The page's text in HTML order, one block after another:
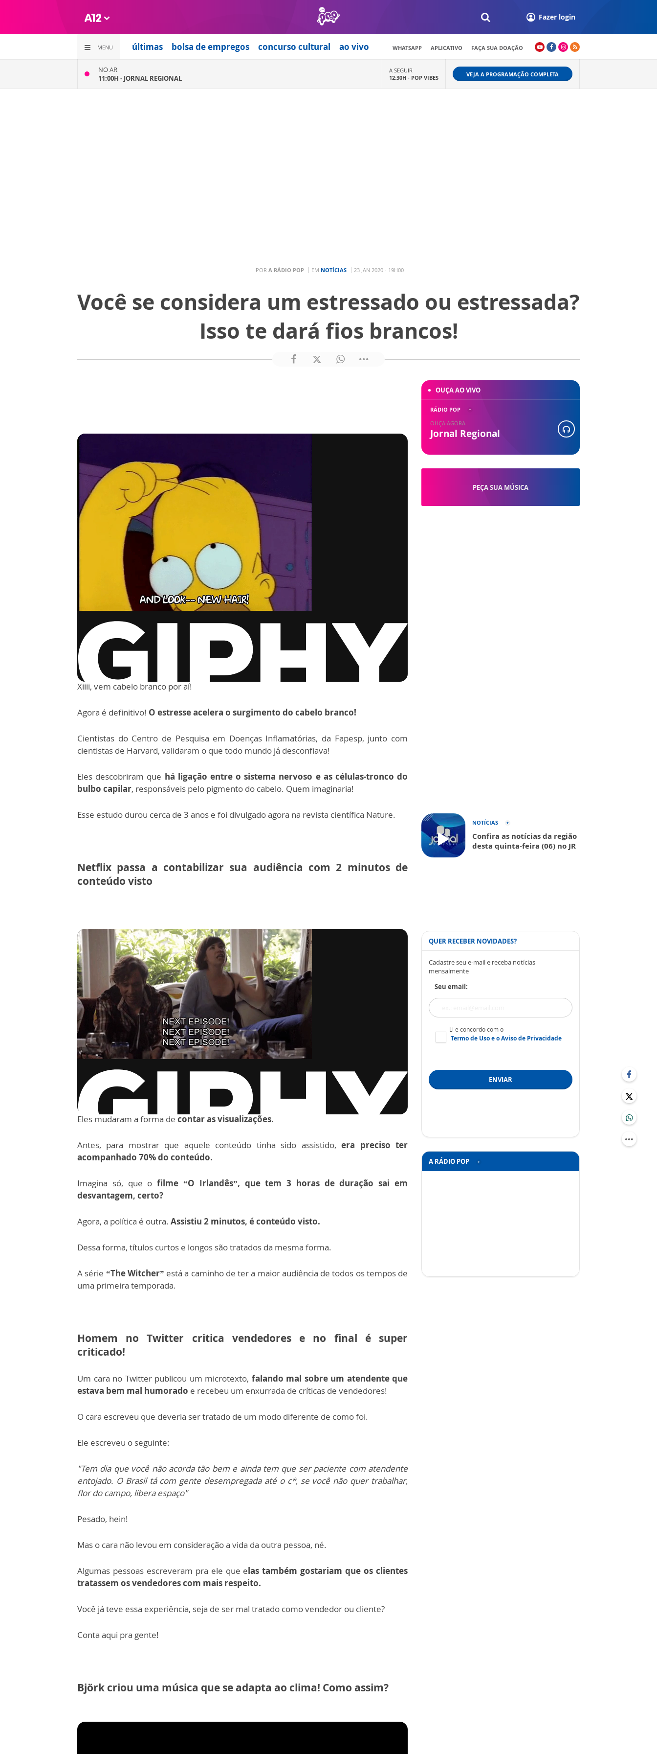
Fazer login
MENU últimas bolsa de empregos concurso cultural ao vivo WHATSAPP APLICATIVO FAÇA SUA DOAÇÃO
NO AR
11:00H - JORNAL REGIONAL
A SEGUIR
12:30H - POP VIBES VEJA A PROGRAMAÇÃO COMPLETA
POR A RÁDIO POP EM NOTÍCIAS 23 JAN 2020 - 19H00
Você se considera um estressado ou estressada?
Isso te dará fios brancos!
via GIPHY
Xiiii, vem cabelo branco por aí!
Agora é definitivo! O estresse acelera o surgimento do cabelo branco!
Cientistas do Centro de Pesquisa em Doenças Inflamatórias, da Fapesp, junto com
cientistas de Harvard, validaram o que todo mundo já desconfiava!
Eles descobriram que há ligação entre o sistema nervoso e as células-tronco do
bulbo capilar, responsáveis pelo pigmento do cabelo. Quem imaginaria!
Esse estudo durou cerca de 3 anos e foi divulgado agora na revista científica Nature.
Netflix passa a contabilizar sua audiência com 2 minutos de
conteúdo visto
via GIPHY
Eles mudaram a forma de contar as visualizações.
Antes, para mostrar que aquele conteúdo tinha sido assistido,era preciso ter
acompanhado 70% do conteúdo.
Imagina só, que ofilme “O Irlandês”, que tem 3 horas de duração sai em
desvantagem, certo?
Agora, a política é outra. Assistiu 2 minutos, é conteúdo visto.
Dessa forma, títulos curtos e longos são tratados da mesma forma.
A série “The Witcher” está a caminho de ter a maior audiência de todos os tempos de
uma primeira temporada.
Homem no Twitter critica vendedores e no final é super
criticado!
Um cara no Twitter publicou um microtexto, falando mal sobre um atendente que
estava bem mal humorado e recebeu um enxurrada de críticas de vendedores!
O cara escreveu que deveria ser tratado de um modo diferente de como foi.
Ele escreveu o seguinte:
"Tem dia que você não acorda tão bem e ainda tem que ser paciente com atendente
entojado. O Brasil tá com gente desempregada até o c*, se você não quer trabalhar,
flor do campo, libera espaço"
Pesado, hein!
Mas o cara não levou em consideração a vida da outra pessoa, né.
Algumas pessoas escreveram pra ele que elas também gostariam que os clientes
tratassem os vendedores com mais respeito.
Você já teve essa experiência, seja de ser mal tratado como vendedor ou cliente?
Conta aqui pra gente!
Björk criou uma música que se adapta ao clima! Como assim?
PEÇA SUA MÚSICA
OUÇA AO VIVO
RÁDIO POP
OUÇA AGORA
Jornal Regional
NOTÍCIAS
Confira as notícias da região
desta quinta-feira (06) no JR
QUER RECEBER NOVIDADES?
Cadastre seu e-mail e receba notícias
mensalmente
Seu email:
Li e concordo com o
Termo de Usoe oAviso de Privacidade
ENVIAR
A RÁDIO POP